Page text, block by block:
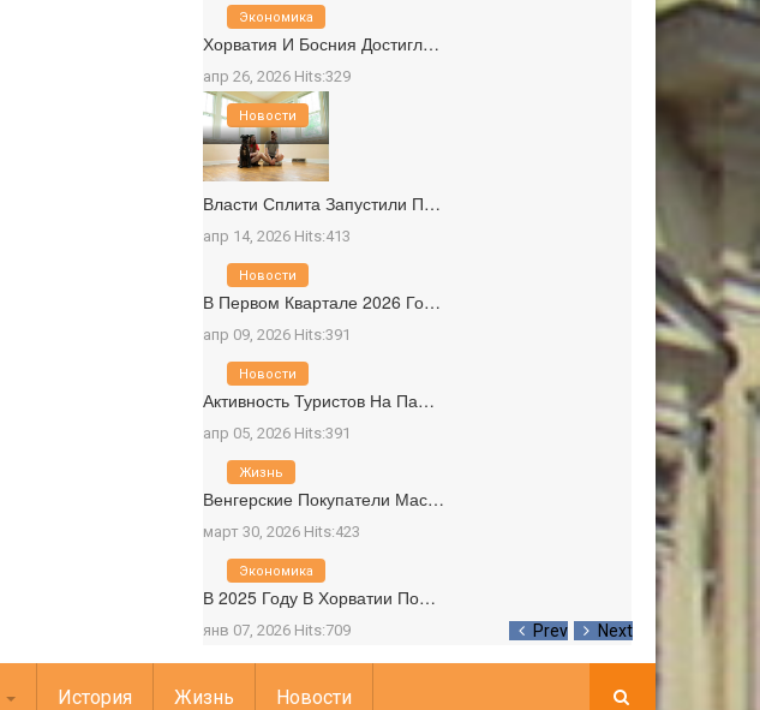
Prev Next
Хорватия И Босния Достигл…
апр 26, 2026 Hits:329
Экономика
Власти Сплита Запустили П…
апр 14, 2026 Hits:413
Новости
В Первом Квартале 2026 Го…
апр 09, 2026 Hits:391
Новости
Активность Туристов На Па…
апр 05, 2026 Hits:391
Новости
Венгерские Покупатели Мас…
март 30, 2026 Hits:423
Жизнь
В 2025 Году В Хорватии По…
янв 07, 2026 Hits:709
Экономика
История Жизнь Новости